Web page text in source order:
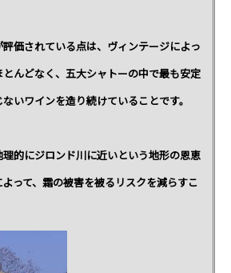
価されている点は、ヴィンテージによっ
んどなく、五大シャトーの中で最も安定
いワインを造り続けていることです。
的にジロンド川に近いという地形の恩恵
って、霜の被害を被るリスクを減らすこ